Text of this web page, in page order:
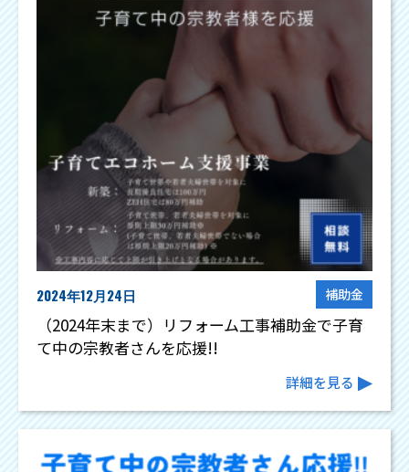
2024年12月24日 補助金
（2024年末まで）リフォーム工事補助金で子育
て中の宗教者さんを応援!!
詳細を見る